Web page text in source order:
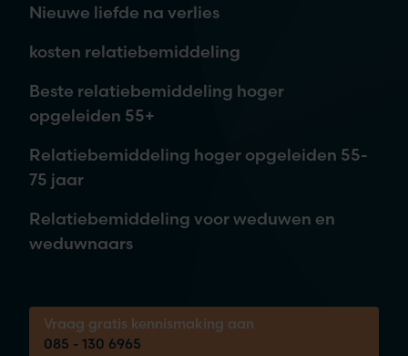
Nieuwe liefde na verlies
kosten relatiebemiddeling
Beste relatiebemiddeling hoger
opgeleiden 55+
Relatiebemiddeling hoger opgeleiden 55-
75 jaar
Relatiebemiddeling voor weduwen en
weduwnaars
Vraag gratis kennismaking aan
085 - 130 6965
Tijdens een vrijblijvende kennismaking
brengen we samen jouw wensen in kaart.
over je kansen!
085 - 130 6965
waarna je kunt beslissen om meer informatie te ontvangen of
een afspraak in te plannen.